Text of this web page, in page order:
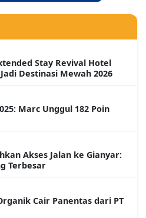
Stay Revival Hotel
Destinasi Mewah 2026
Marc Unggul 182 Poin
Akses Jalan ke Gianyar:
Terbesar
Cair Panentas dari PT